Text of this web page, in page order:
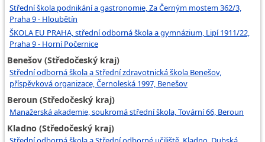
Střední škola podnikání a gastronomie, Za Černým mostem 362/3,
Praha 9 - Hloubětín
ŠKOLA EU PRAHA, střední odborná škola a gymnázium, Lipí 1911/22,
Praha 9 - Horní Počernice
Benešov (Středočeský kraj)
Střední odborná škola a Střední zdravotnická škola Benešov,
příspěvková organizace, Černoleská 1997, Benešov
Beroun (Středočeský kraj)
Manažerská akademie, soukromá střední škola, Tovární 66, Beroun
Kladno (Středočeský kraj)